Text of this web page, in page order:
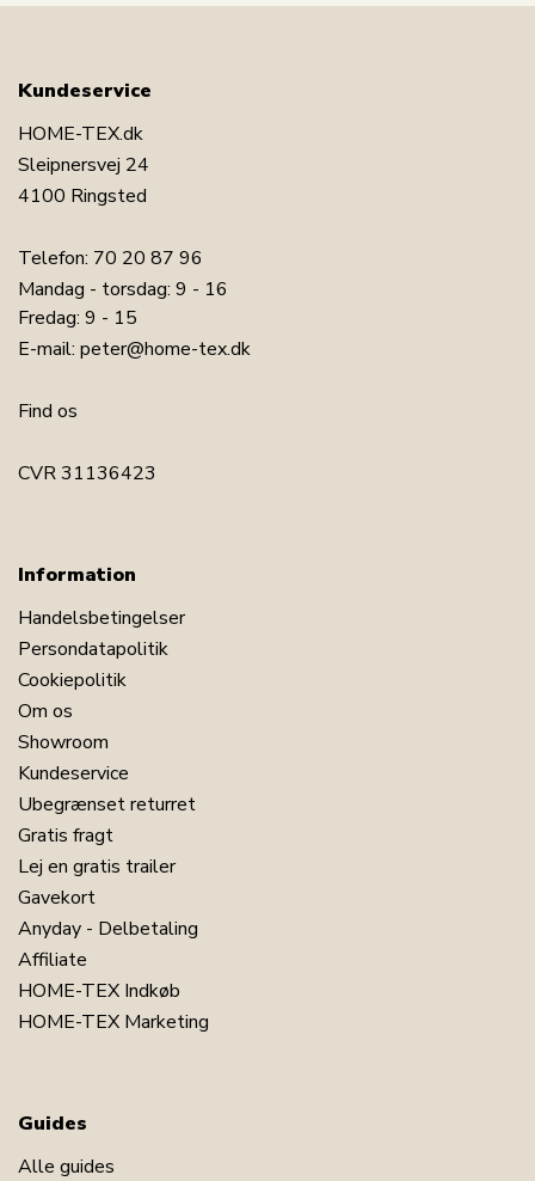
Kundeservice
HOME-TEX.dk
Sleipnersvej 24
4100 Ringsted
Telefon: 70 20 87 96
Mandag - torsdag: 9 - 16
Fredag: 9 - 15
E-mail: peter@home-tex.dk
Find os
CVR 31136423
Information
Handelsbetingelser
Persondatapolitik
Cookiepolitik
Om os
Showroom
Kundeservice
Ubegrænset returret
Gratis fragt
Lej en gratis trailer
Gavekort
Anyday - Delbetaling
Affiliate
HOME-TEX Indkøb
HOME-TEX Marketing
Guides
Alle guides